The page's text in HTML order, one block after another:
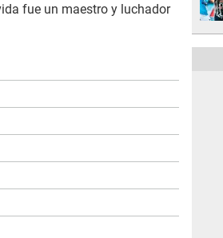
fue un maestro y luchador